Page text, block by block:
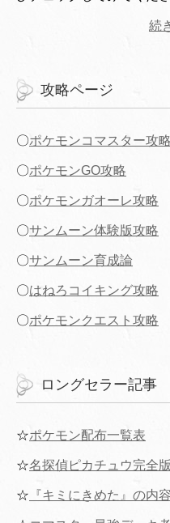
続
攻略ページ
〇ポケモンコマスター攻略
〇ポケモンGO攻略
〇ポケモンガオーレ攻略
〇サンムーン体験版攻略
〇サンムーン育成論
〇はねろコイキング攻略
〇ポケモンクエスト攻略
ロングセラー記事
☆ポケモン配布一覧表
☆名探偵ピカチュウ完全
☆ 『キミにきめた』の内